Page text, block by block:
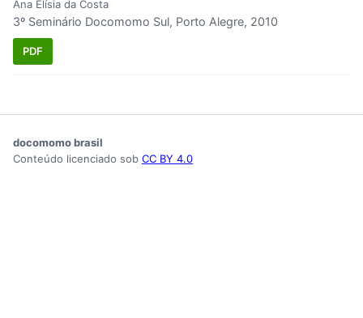
Ana Elísia da Costa
3º Seminário Docomomo Sul, Porto Alegre, 2010
PDF
docomomo brasil
Conteúdo licenciado sob CC BY 4.0